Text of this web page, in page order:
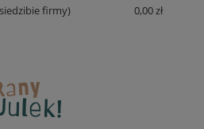
firmy) 0,00 zł